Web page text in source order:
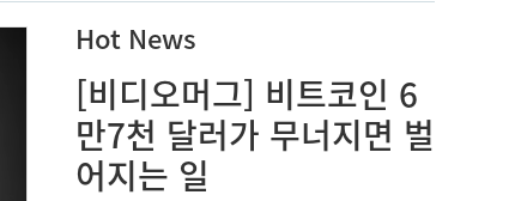
Hot News
[비디오머그] 비트코인 6
만7천 달러가 무너지면 벌
어지는 일